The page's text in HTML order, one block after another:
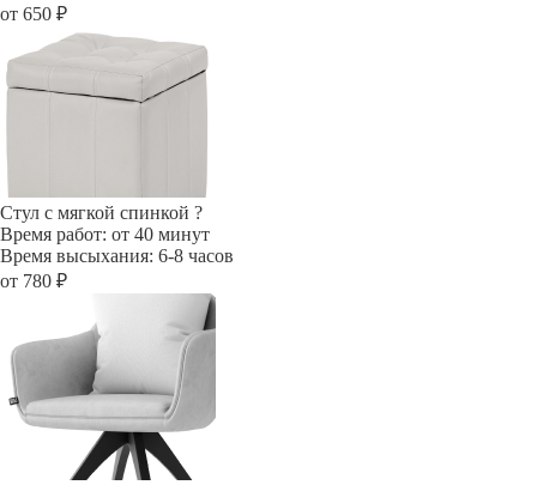
от 650 ₽
Стул с мягкой спинкой ?
Время работ: от 40 минут
Время высыхания: 6-8 часов
от 780 ₽